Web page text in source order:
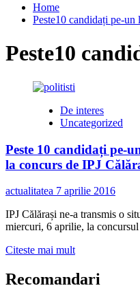
Home
Peste10 candidați pe-un
Peste10
De interes
Uncategorized
Peste 10 candidați pe-
la concurs de IPJ
actualitatea 7 aprilie 2016
IPJ Călărași ne-a transmis o
miercuri, 6 aprilie, la
Citeste mai multRead
about
Recomandari